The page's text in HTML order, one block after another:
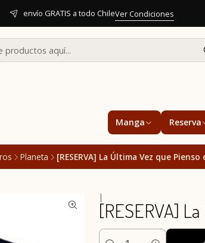
Manga Reserva
envío GRATIS a todo ChileVer Condiciones
Planeta [RESERVA] La Última Vez que Pienso
|
[RESERVA]